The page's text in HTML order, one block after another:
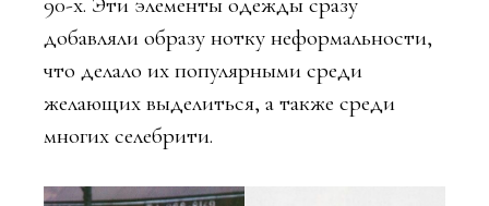
добавляли образу нотку неформальности,
что делало их популярными среди
желающих выделиться, а также среди
многих селебрити.